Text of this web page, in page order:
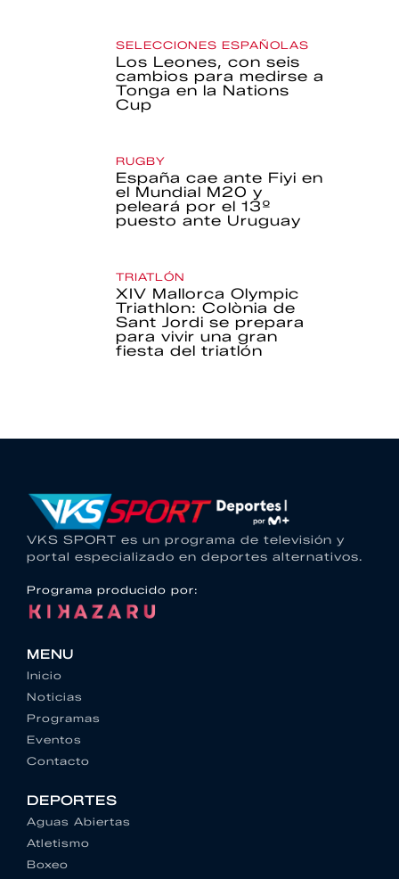
SELECCIONES ESPAÑOLAS
Los Leones, con seis
cambios para medirse a
Tonga en la Nations
Cup
RUGBY
España cae ante Fiyi en
el Mundial M20 y
peleará por el 13º
puesto ante Uruguay
TRIATLÓN
XIV Mallorca Olympic
Triathlon: Colònia de
Sant Jordi se prepara
para vivir una gran
fiesta del triatlón
VKS SPORT es un programa de televisión y
portal especializado en deportes alternativos.
Programa producido por:
MENU
Inicio
Noticias
Programas
Eventos
Contacto
DEPORTES
Aguas Abiertas
Atletismo
Boxeo